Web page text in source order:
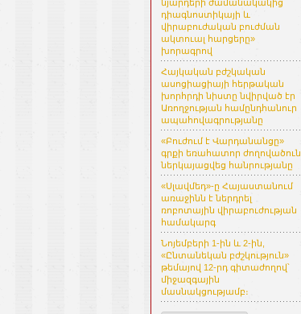
նյարդերի ժամանակակից
դիագնոստիկայի և
վիրաբուժական բուժման
ակտուալ հարցերը»
խորագրով
Հայկական բժշկական
ասոցիացիայի հերթական
խորհրդի նիստը նվիրված էր
Առողջության համընդհանուր
ապահովագրությանը
«Բուժում է Վարդանանցը»
գրքի եռահատոր ժողովածուն
ներկայացվեց հանրությանը
«Սլավմեդ»-ը Հայաստանում
առաջինն է ներդրել
ռոբոտային վիրաբուժության
համակարգ
Նոյեմբերի 1-ին և 2-ին,
«Ընտանեկան բժշկություն»
թեմայով 12-րդ գիտաժողով՝
միջազգային
մասնակցությամբ։